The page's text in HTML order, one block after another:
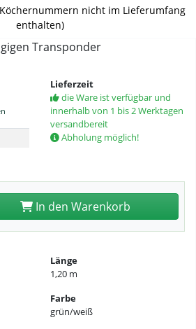
nicht im Lieferumfang
enthalten)
Transponder
Lieferzeit
die Ware ist verfügbar und
innerhalb von 1 bis 2 Werktagen
versandbereit
Abholung möglich!
In den Warenkorb
Länge
1,20 m
Farbe
grün/weiß